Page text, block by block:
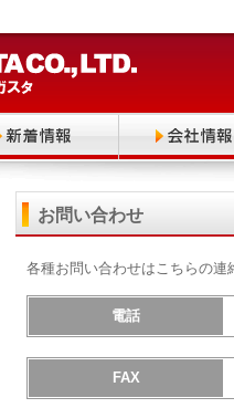
お問い合わせ
各種お問い合わせはこちらの
電話
FAX